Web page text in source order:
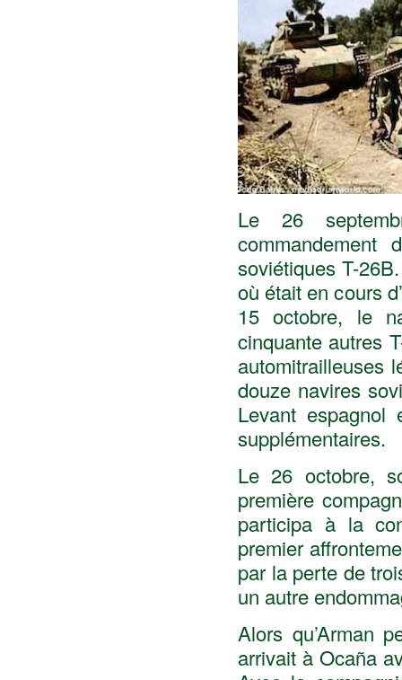
Le 26
commandement
soviétiques T-
où était en cours
15 octobre, le
cinquante autres
automitrailleuses
douze navires
Levant espagnol
supplémentaires.
Le 26 octobre,
première
participa à la
premier
par la perte de
un autre
Alors qu’Arman
arrivait à Ocaña